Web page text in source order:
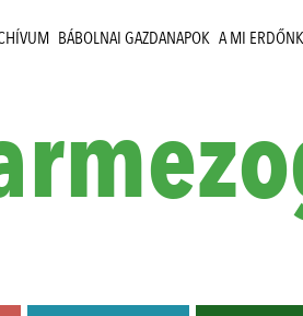
BÁBOLNAI GAZDANAPOK A MI ERDŐNK